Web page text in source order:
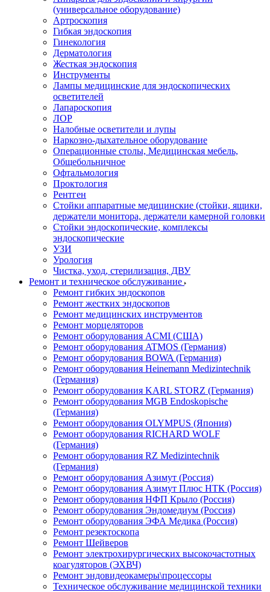
(универсальное оборудование)
Артроскопия
Гибкая эндоскопия
Гинекология
Дерматология
Жесткая эндоскопия
Инструменты
Лампы медицинские для эндоскопических
осветителей
Лапароскопия
ЛОР
Налобные осветители и лупы
Наркозно-дыхательное оборудование
Операционные столы, Медицинская мебель,
Общебольничное
Офтальмология
Проктология
Рентген
Стойки аппаратные медицинские (стойки, ящики,
держатели монитора, держатели камерной головки
Стойки эндоскопические, комплексы
эндоскопические
УЗИ
Урология
Чистка, уход, стерилизация, ДВУ
Ремонт и техническое обслуживание
Ремонт гибких эндоскопов
Ремонт жестких эндоскопов
Ремонт медицинских инструментов
Ремонт морцеляторов
Ремонт оборудования ACMI (США)
Ремонт оборудования ATMOS (Германия)
Ремонт оборудования BOWA (Германия)
Ремонт оборудования Heinemann Medizintechnik
(Германия)
Ремонт оборудования KARL STORZ (Германия)
Ремонт оборудования MGB Endoskopische
(Германия)
Ремонт оборудования OLYMPUS (Япония)
Ремонт оборудования RICHARD WOLF
(Германия)
Ремонт оборудования RZ Medizintechnik
(Германия)
Ремонт оборудования Азимут (Россия)
Ремонт оборудования Азимут Плюс НТК (Россия)
Ремонт оборудования НФП Крыло (Россия)
Ремонт оборудования Эндомедиум (Россия)
Ремонт оборудования ЭФА Медика (Россия)
Ремонт резектоскопа
Ремонт Шейверов
Ремонт электрохирургических высокочастотных
коагуляторов (ЭХВЧ)
Ремонт эндовидеокамеры\процессоры
Техническое обслуживание медицинской техники